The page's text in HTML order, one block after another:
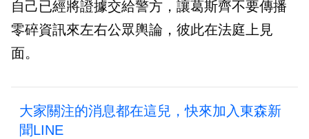
自己已經將證據交給警方，讓葛斯齊不要傳播
零碎資訊來左右公眾輿論，彼此在法庭上見
面。
大家關注的消息都在這兒，快來加入東森新
聞LINE